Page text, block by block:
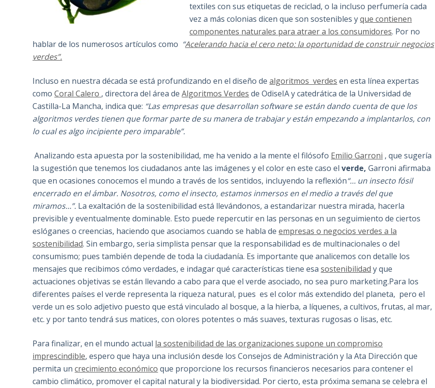
textiles con sus etiquetas de reciclad, o la incluso perfumería cada
vez a más colonias dicen que son sostenibles yque contienen
componentes naturales para atraer a los consumidores. Por no
hablar de los numerosos artículos como “Acelerando hacia el cero neto: la oportunidad de construir negocios
verdes”.
Incluso en nuestra década se está profundizando en el diseño dealgoritmos verdes en esta línea expertas
comoCoral Calero , directora del área deAlgoritmos Verdes de OdiseIA y catedrática de la Universidad de
Castilla-La Mancha, indica que: “Las empresas que desarrollan software se están dando cuenta de que los
algoritmos verdes tienen que formar parte de su manera de trabajar y están empezando a implantarlos, con
lo cual es algo incipiente pero imparable”.
Analizando esta apuesta por la sostenibilidad, me ha venido a la mente el filósofo Emilio Garroni , que sugería
la sugestión que tenemos los ciudadanos ante las imágenes y el color en este caso elverde, Garroni afirmaba
que en ocasiones conocemos el mundo a través de los sentidos, incluyendo la reflexión“… un insecto fósil
encerrado en el ámbar. Nosotros, como el insecto, estamos inmersos en el medio a través del que
miramos…”. La exaltación de la sostenibilidad está llevándonos, a estandarizar nuestra mirada, hacerla
previsible y eventualmente dominable. Esto puede repercutir en las personas en un seguimiento de ciertos
eslóganes o creencias, haciendo que asociamos cuando se habla deempresas o negocios verdes a la
sostenibilidad. Sin embargo, seria simplista pensar que la responsabilidad es de multinacionales o del
consumismo; pues también depende de toda la ciudadanía. Es importante que analicemos con detalle los
mensajes que recibimos cómo verdades, e indagar qué características tiene esasostenibilidad y que
actuaciones objetivas se están llevando a cabo para que el verde asociado, no sea puro marketing.Para los
diferentes países el verde representa la riqueza natural, pues es el color más extendido del planeta, pero el
verde un es solo adjetivo puesto que está vinculado al bosque, a la hierba, a líquenes, a cultivos, frutas, al mar,
etc. y por tanto tendrá sus matices, con olores potentes o más suaves, texturas rugosas o lisas, etc.
Para finalizar, en el mundo actual la sostenibilidad de las organizaciones supone un compromiso
imprescindible, espero que haya una inclusión desde los Consejos de Administración y la Ata Dirección que
permita uncrecimiento económico que proporcione los recursos financieros necesarios para contener el
cambio climático, promover el capital natural y la biodiversidad. Por cierto, esta próxima semana se celebra el